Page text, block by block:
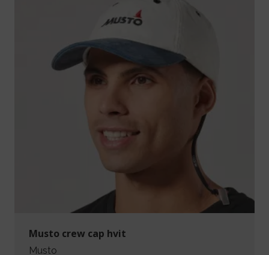
Musto crew cap hvit
Musto